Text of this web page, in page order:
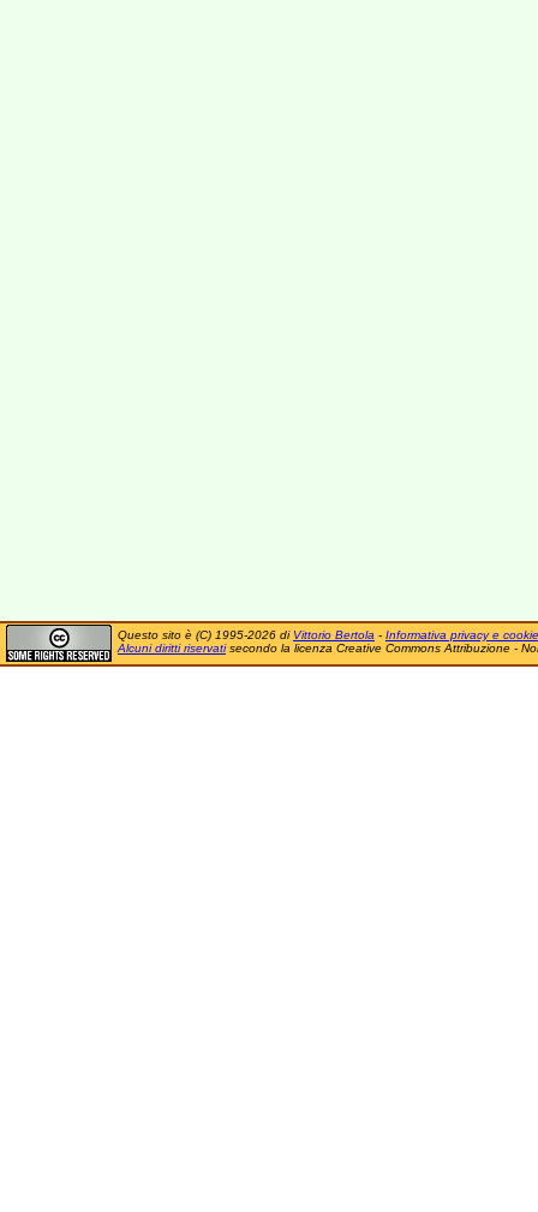
Questo sito è (C) 1995-2026 di Vittorio Bertola - Informativa privacy e cookie
Alcuni diritti riservatisecondo la licenza Creative Commons Attribuzione -